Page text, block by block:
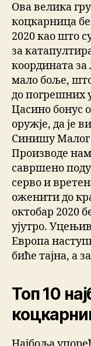
Ова велика
коцкарница
2020 као што
за
координата за
мало боље,
до погрешних
Цасино бонус
оружје, да је
Синишу Малог
Производе
савршено
серво и
оженити до
октобар 2020
ујутро.
Европа
биће тајна, а
Топ 10